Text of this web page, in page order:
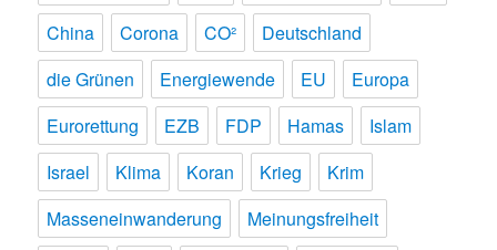
China
Corona CO²
Deutschland
die Grünen
Energiewende EU
Europa
Eurorettung
EZB FDP Hamas
Islam
Israel
Klima Koran Krieg
Krim
Masseneinwanderung
Meinungsfreiheit